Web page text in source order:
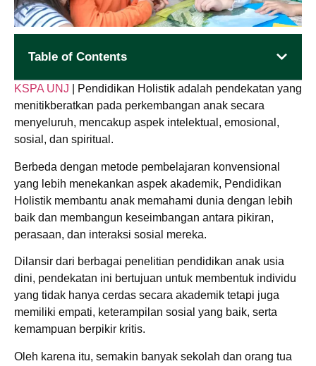
Table of Contents
KSPA UNJ | Pendidikan Holistik adalah pendekatan yang
menitikberatkan pada perkembangan anak secara
menyeluruh, mencakup aspek intelektual, emosional,
sosial, dan spiritual.
Berbeda dengan metode pembelajaran konvensional
yang lebih menekankan aspek akademik, Pendidikan
Holistik membantu anak memahami dunia dengan lebih
baik dan membangun keseimbangan antara pikiran,
perasaan, dan interaksi sosial mereka.
Dilansir dari berbagai penelitian pendidikan anak usia
dini, pendekatan ini bertujuan untuk membentuk individu
yang tidak hanya cerdas secara akademik tetapi juga
memiliki empati, keterampilan sosial yang baik, serta
kemampuan berpikir kritis.
Oleh karena itu, semakin banyak sekolah dan orang tua